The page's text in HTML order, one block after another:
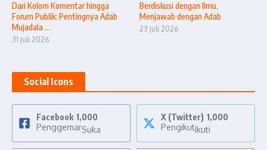
Dari Kolom Komentar hingga
Forum Publik: Pentingnya Adab
Mujadala ...
31 Juli 2026
Berdiskusi dengan Ilmu,
Menjawab dengan Adab
23 Juli 2026
Social Icons
Facebook 1,000
PenggemarSuka
X (Twitter) 1,000
PengikutIkuti